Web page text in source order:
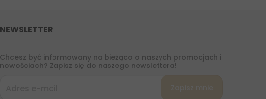
NEWSLETTER
Chcesz być informowany na bieżąco o naszych promocjach i
nowościach? Zapisz się do naszego newslettera!